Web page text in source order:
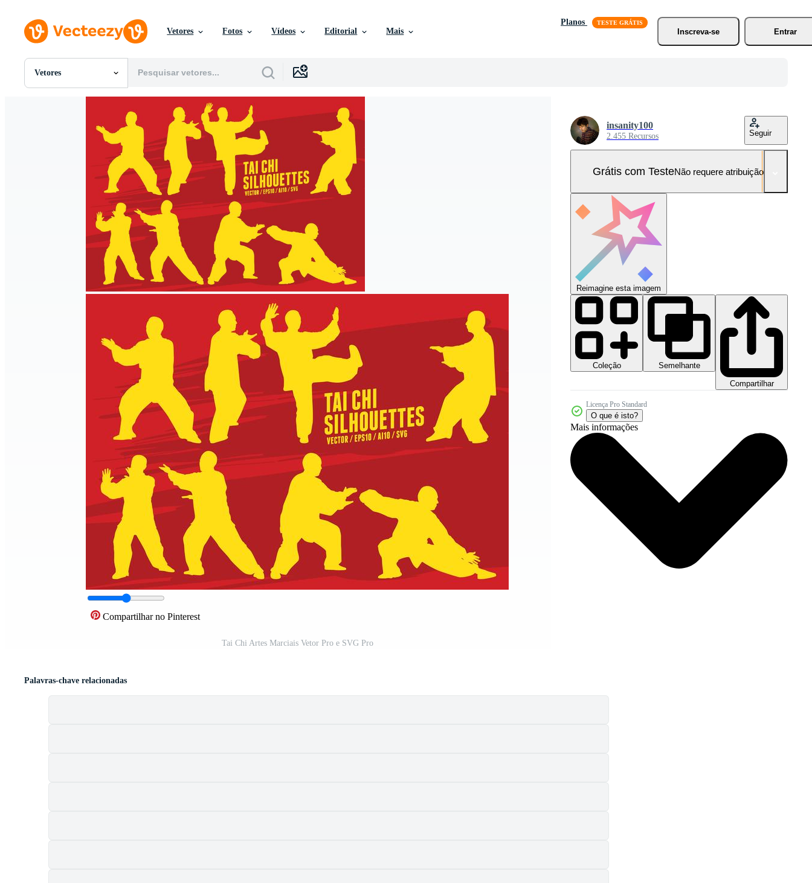
Vetores Fotos Vídeos Editorial Mais
Planos
Inscreva-se
Entrar
Vetores
Todas Imagens
Motion graphics
Imagens Editoriais
Eventos Editoriais
Compartilhar no Pinterest
Tai Chi Artes Marciais Vetor Pro e SVG Pro
insanity100
2.455 Recursos Seguir
Grátis com TesteNão requere atribuição!
Reimagine esta imagem
Coleção
Semelhante
Compartilhar
Licença Pro Standard
O que é isto?
Mais informações
Palavras-chave relacionadas